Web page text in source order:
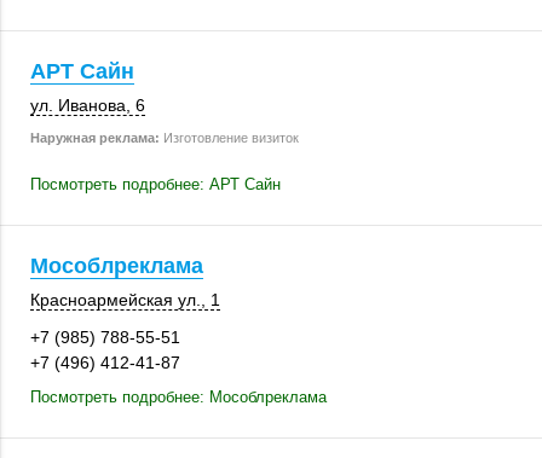
АРТ Сайн
ул. Иванова, 6
Наружная реклама: Изготовление визиток
Посмотреть подробнее: АРТ Сайн
Мособлреклама
Красноармейская ул., 1
+7 (985) 788-55-51
+7 (496) 412-41-87
Посмотреть подробнее: Мособлреклама